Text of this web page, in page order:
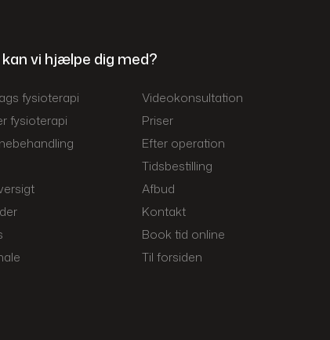
kan vi hjælpe dig med?
fysioterapi​
fysioterapi
Videokonsultation
Priser
Efter operation
Tidsbestilling
Afbud
Kontakt
Book tid online
Til forsiden